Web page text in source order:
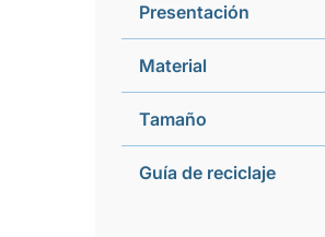
Presentación
Material
Tamaño
Guía de reciclaje